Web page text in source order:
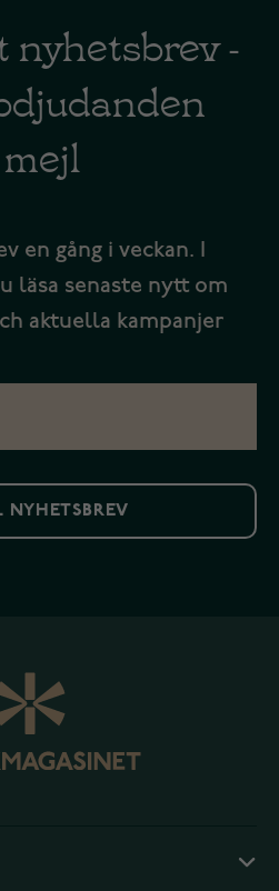
nyhetsbrev -
en gång i veckan. I
läsa senaste nytt om
aktuella kampanjer
NYHETSBREV